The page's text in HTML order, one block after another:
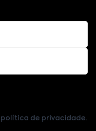
política de privacidade.